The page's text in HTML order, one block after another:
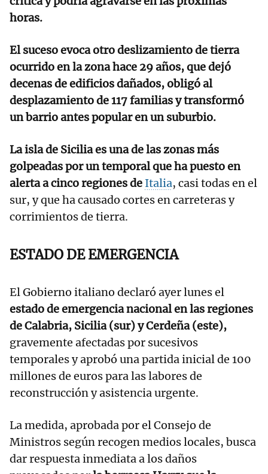
horas.
El suceso evoca otro deslizamiento de tierra
ocurrido en la zona hace 29 años, que dejó
decenas de edificios dañados, obligó al
desplazamiento de 117 familias y transformó
un barrio antes popular en un suburbio.
La isla de Sicilia es una de las zonas más
golpeadas por un temporal que ha puesto en
alerta a cinco regiones de Italia, casi todas en el
sur, y que ha causado cortes en carreteras y
corrimientos de tierra.
ESTADO DE EMERGENCIA
El Gobierno italiano declaró ayer lunes el
estado de emergencia nacional en las regiones
de Calabria, Sicilia (sur) y Cerdeña (este),
gravemente afectadas por sucesivos
temporales y aprobó una partida inicial de 100
millones de euros para las labores de
reconstrucción y asistencia urgente.
La medida, aprobada por el Consejo de
Ministros según recogen medios locales, busca
dar respuesta inmediata a los daños